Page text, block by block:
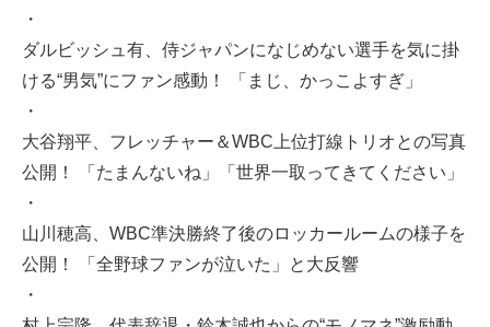
・
ダルビッシュ有、侍ジャパンになじめない選手を気に掛
ける“男気”にファン感動！ 「まじ、かっこよすぎ」
・
大谷翔平、フレッチャー＆WBC上位打線トリオとの写真
公開！ 「たまんないね」「世界一取ってきてください」
・
山川穂高、WBC準決勝終了後のロッカールームの様子を
公開！ 「全野球ファンが泣いた」と大反響
・